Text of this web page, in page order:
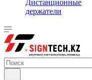
Дистанционные
держатели